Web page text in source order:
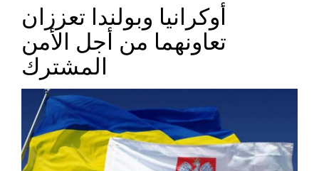
أوكرانيا وبولندا تعززان
تعاونهما من أجل الأمن
المشترك